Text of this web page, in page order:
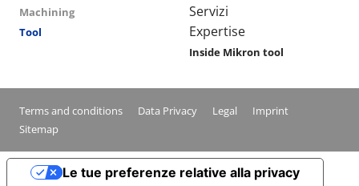
Machining
Tool
Servizi
Expertise
Inside Mikron tool
Conditions footer menu
Terms and conditions Data Privacy Legal
Imprint
Sitemap
Le tue preferenze relative alla privacy